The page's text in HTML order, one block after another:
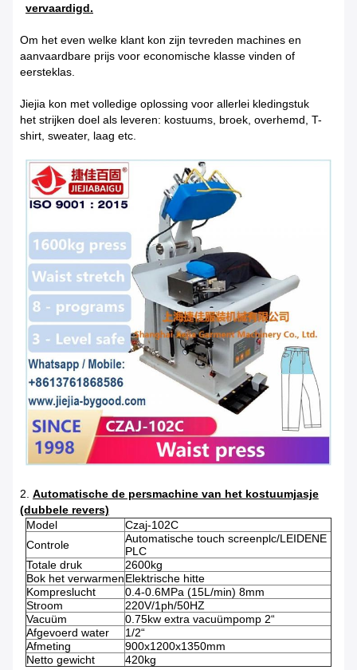
vervaardigd.
Om het even welke klant kon zijn tevreden machines en
aanvaardbare prijs voor economische klasse vinden of
eersteklas.
Jiejia kon met volledige oplossing voor allerlei kledingstuk
het strijken doel als leveren: kostuums, broek, overhemd, T-
shirt, sweater, laag etc.
2. Automatische de persmachine van het kostuumjasje
(dubbele revers)
Model
Czaj-102C
Controle
Automatische touch screenplc/LEIDENE
PLC
Totale druk
2600kg
Bok het verwarmenElektrische hitte
Kompreslucht
0.4-0.6MPa (15L/min) 8mm
Stroom
220V/1ph/50HZ
Vacuüm
0.75kw extra vacuümpomp 2“
Afgevoerd water
1/2“
Afmeting
900x1200x1350mm
Netto gewicht
420kg